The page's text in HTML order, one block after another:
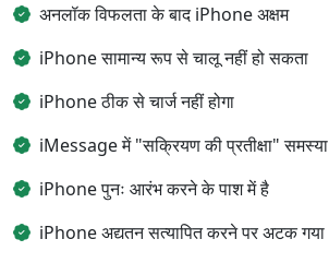
अनलॉक विफलता के बाद iPhone अक्षम
iPhone सामान्य रूप से चालू नहीं हो सकता
iPhone ठीक से चार्ज नहीं होगा
iMessage में "सक्रियण की प्रतीक्षा" समस्या
iPhone पुनः आरंभ करने के पाश में है
iPhone अद्यतन सत्यापित करने पर अटक गया